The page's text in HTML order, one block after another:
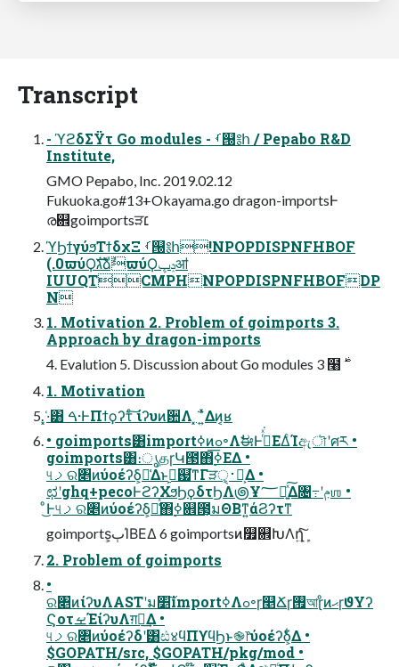
Transcript
- ϓϩδΣΫτ Go modules - ࡾ୐༔հ / Pepabo R&D
Institute,
GMO Pepabo, Inc. 2019.02.12
Fukuoka.go#13+Okayama.go dragon-importsͰ
ര଎goimportsੜ׆
ϓϦϯγύϧΤϯδχΞ ࡾ୐༔հ!NPOPDISPNFHBOF
(.0ϖύϘגࣜձࣾϖύϘݚڀॴ
IUUQTCMPHNPOPDISPNFHBOFDP
N
1. Motivation 2. Problem of goimports 3.
Approach by dragon-imports
1. Motivation
͓·͑͸ ࠓ·ͰΠϯϙʔτͨ͠ ίʔυͷ਺Λ ͓΅͍͑ͯΔͷ͔ʁ
• goimports͸importߦͷߋ৽ΛࣗಈͰߦͬͯ͘ΕΔͨΊඇৗʹศར •
goimports͸։ൃதɼԿ౓΋࣮ߦ͞ΕΔ •
୳ࡧର৅ͷύοέʔδ͕૿͑Δͱ࣮ߦ͕஗͘ͳΓੜ࢈ੑ͕Լ͕Δ •
ಛʹghq+pecoͰϩʔΧϧϦϙδτϦΛ౷Ұ؅ཧ͍ͯ͠Δ৔߹ʹݦஶ •
ͦ͜Ͱ୳ࡧର৅ͷύοέʔδ͕૿͑ͯ΋࣮ߦ଎౓͕มΘΒͳ͍άϨʔτͳ
goimports͕ٻΊΒΕΔ 6 goimportsͷ௿଎ԽΛղܾ͍ͨ͠
2. Problem of goimports
•
ର৅ͷίʔυΛASTʹม׵͠importߦΛߋ৽ɼ௥Ճɼ࡟আɽͦͷޙɼϑΥʔ
ϚοτࡁΈίʔυΛग़ྗ͢Δ •
୳ࡧର৅ͷύοέʔδʹ͸ඪ४ϥΠϒϥϦͱ֎෦ύοέʔδ͕͋Δ •
$GOPATH/src, $GOPATH/pkg/mod •